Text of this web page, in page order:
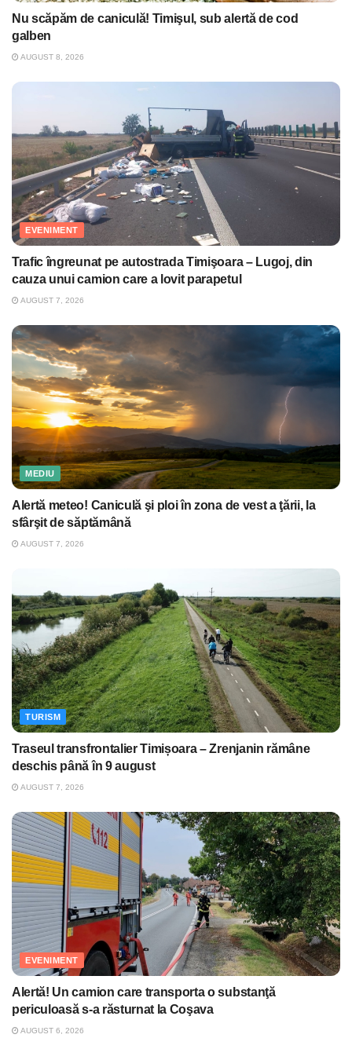
Nu scăpăm de caniculă! Timişul, sub alertă de cod
galben
AUGUST 8, 2026
EVENIMENT
Trafic îngreunat pe autostrada Timişoara – Lugoj, din
cauza unui camion care a lovit parapetul
AUGUST 7, 2026
MEDIU
Alertă meteo! Caniculă şi ploi în zona de vest a ţării, la
sfârşit de săptămână
AUGUST 7, 2026
TURISM
Traseul transfrontalier Timișoara – Zrenjanin rămâne
deschis până în 9 august
AUGUST 7, 2026
EVENIMENT
Alertă! Un camion care transporta o substanţă
periculoasă s-a răsturnat la Coşava
AUGUST 6, 2026